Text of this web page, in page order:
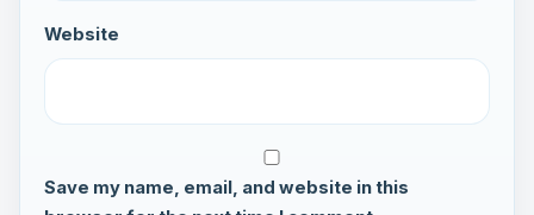
Website
Save my name, email, and website in this